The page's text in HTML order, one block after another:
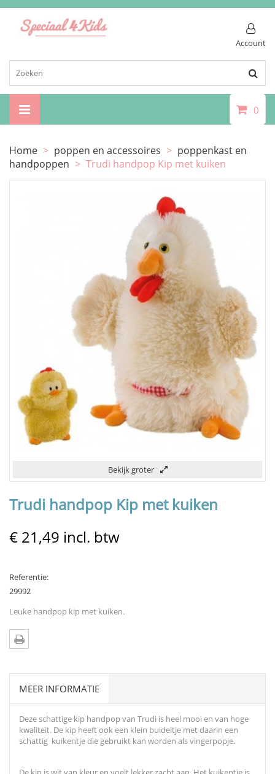
Account
0
Home > poppen en accessoires > poppenkast en
handpoppen > Trudi handpop Kip met kuiken
Bekijk groter
Trudi handpop Kip met kuiken
€ 21,49 incl. btw
Referentie:
29992
Leuke handpop kip met kuiken.
MEER INFORMATIE
Deze schattige kip handpop van Trudi is heel mooi en van hoge
kwaliteit. De kip heeft ook een klein buideltje met daarin een
schattig kuikentje die gebruikt kan worden als vingerpopje.